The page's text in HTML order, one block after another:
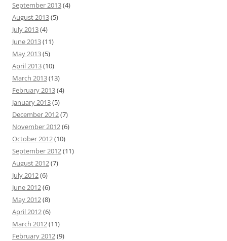
September 2013(4)
August 2013(5)
July 2013(4)
June 2013(11)
May 2013(5)
April 2013(10)
March 2013(13)
February 2013(4)
January 2013(5)
December 2012(7)
November 2012(6)
October 2012(10)
September 2012(11)
August 2012(7)
July 2012(6)
June 2012(6)
May 2012(8)
April 2012(6)
March 2012(11)
February 2012(9)